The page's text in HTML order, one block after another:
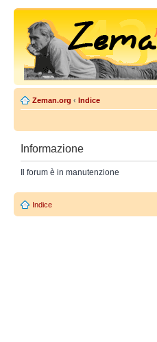
Zeman.org ‹ Indice
Informazione
Il forum è in manutenzione
Indice